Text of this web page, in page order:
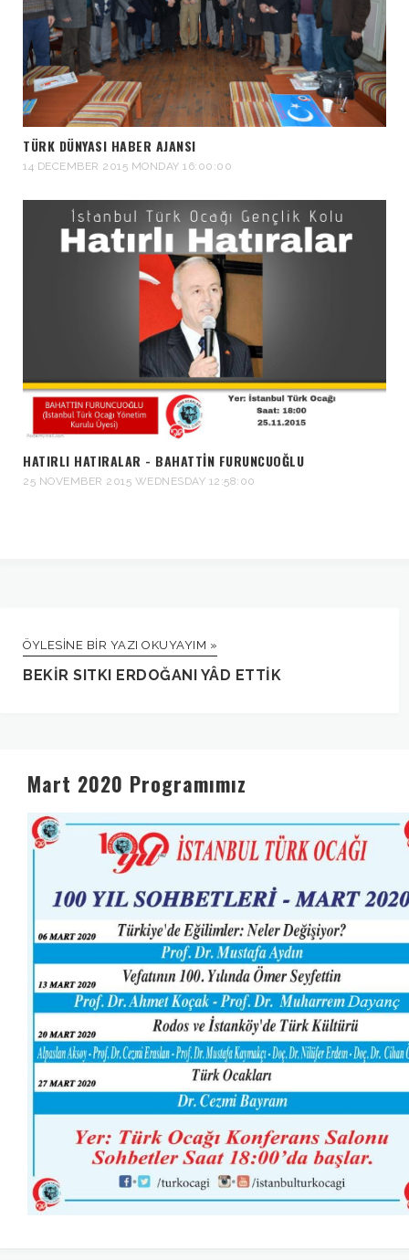
TÜRK DÜNYASI HABER AJANSI
14 DECEMBER 2015 MONDAY 16:00:00
HATIRLI HATIRALAR - BAHATTIN FURUNCUOĞLU
25 NOVEMBER 2015 WEDNESDAY 12:58:00
ÖYLESINE BIR YAZI OKUYAYIM »
BEKİR SITKI ERDOĞANI YÂD ETTİK
Mart 2020 Programımız